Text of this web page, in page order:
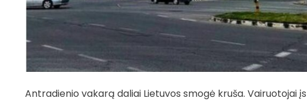
Antradienio vakarą daliai Lietuvos smogė kruša. Vairuotojai